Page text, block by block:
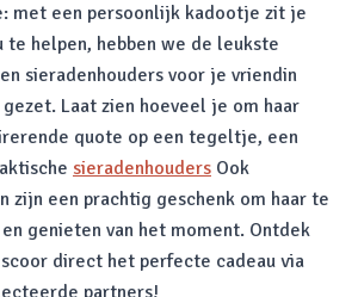
met een persoonlijk kadootje zit je
helpen, hebben we de leukste
sieradenhouders voor je vriendin
Laat zien hoeveel je om haar
quote op een tegeltje, een
sieradenhouders Ook
zijn een prachtig geschenk om haar te
genieten van het moment. Ontdek
direct het perfecte cadeau via
partners!